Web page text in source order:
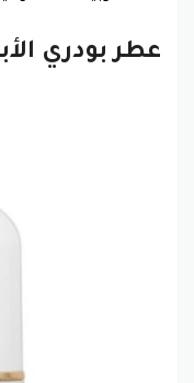
عطر بودري